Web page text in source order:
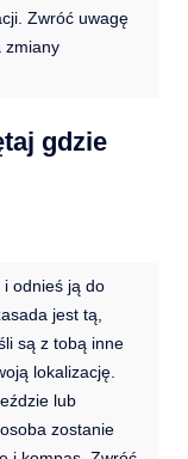
Zwróć uwagę
zmiany
gdzie
odnieś ją do
jest tą,
są z tobą inne
lokalizację.
lub
zostanie